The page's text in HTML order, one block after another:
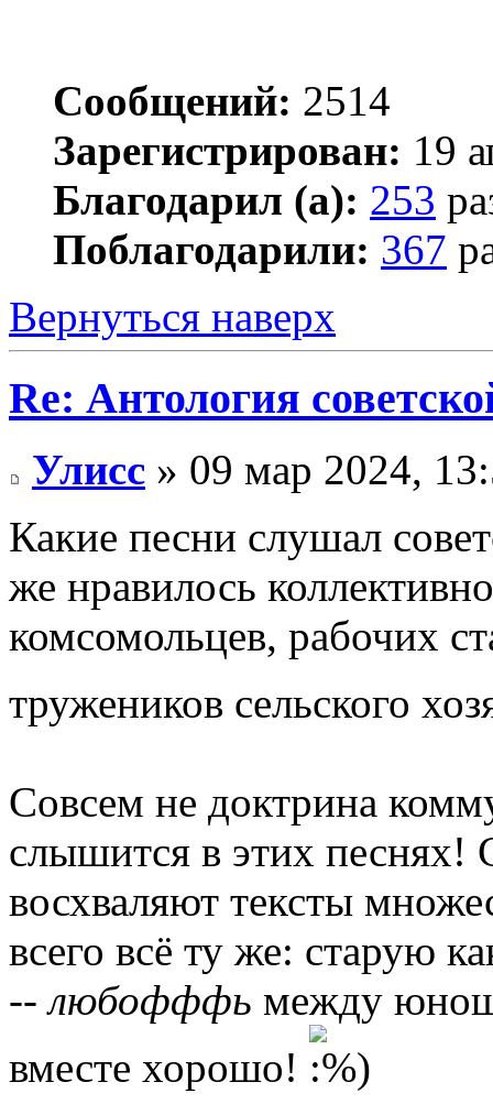
Сообщений: 2514
Зарегистрирован: 19
Благодарил (а): 253
Поблагодарили: 367
Вернуться наверх
Re: Антология
Улисс » 09 мар 2024,
Какие песни слушал
же нравилось
комсомольцев, рабочих
тружеников сельского
Совсем не доктрина
слышится в этих песнях!
восхваляют тексты
всего всё ту же: старую
--любофффь между
вместе хорошо!